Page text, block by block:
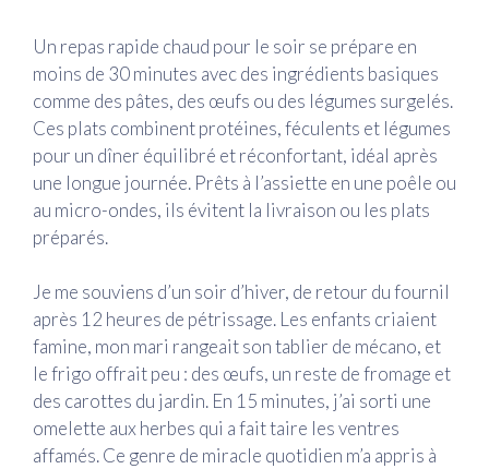
Un repas rapide chaud pour le soir se prépare en
moins de 30 minutes avec des ingrédients basiques
comme des pâtes, des œufs ou des légumes surgelés.
Ces plats combinent protéines, féculents et légumes
pour un dîner équilibré et réconfortant, idéal après
une longue journée. Prêts à l’assiette en une poêle ou
au micro-ondes, ils évitent la livraison ou les plats
préparés.
Je me souviens d’un soir d’hiver, de retour du fournil
après 12 heures de pétrissage. Les enfants criaient
famine, mon mari rangeait son tablier de mécano, et
le frigo offrait peu : des œufs, un reste de fromage et
des carottes du jardin. En 15 minutes, j’ai sorti une
omelette aux herbes qui a fait taire les ventres
affamés. Ce genre de miracle quotidien m’a appris à